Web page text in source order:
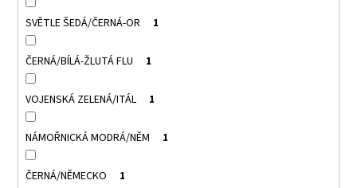
SVĚTLE ŠEDÁ/ČERNÁ-OR 1
ČERNÁ/BÍLÁ-ŽLUTÁ FLU 1
VOJENSKÁ ZELENÁ/ITÁL 1
NÁMOŘNICKÁ MODRÁ/NĚM 1
ČERNÁ/NĚMECKO 1